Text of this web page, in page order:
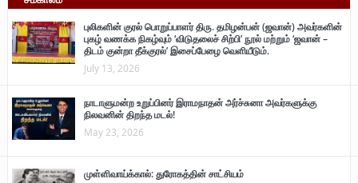
புலிகளின் குரல் பொறுப்பாளர் திரு. தமிழன்பன் (ஜவான்) அவர்களின்
புகழ் வணக்க நிகழ்வும் ‘விடுதலைச் சிற்பி’ நூல் மற்றும் ‘ஜவான் –
திடம் குன்றா தீக்குரல்’ இசைப்பேழை வெளியீடும்.
July 13, 2026
நாடாளுமன்ற உறுப்பினர் இராமநாதன் அர்ச்சுனா அவர்களுக்கு
நிலவனின் திறந்த மடல்!
May 23, 2026
முள்ளிவாய்க்கால்: துரோகத்தின் சாட்சியம்